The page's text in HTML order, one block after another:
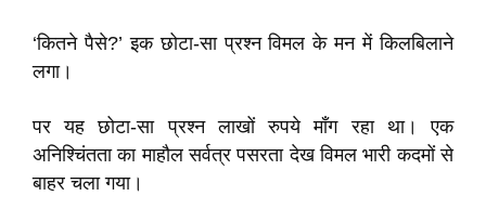
‘कितने पैसे?’ इक छोटा-सा प्रश्न विमल के मन में किलबिलाने
लगा।
पर यह छोटा-सा प्रश्न लाखों रुपये माँग रहा था। एक
अनिश्चिंतता का माहौल सर्वत्र पसरता देख विमल भारी कदमों से
बाहर चला गया।